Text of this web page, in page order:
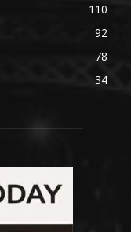
110
92
78
34